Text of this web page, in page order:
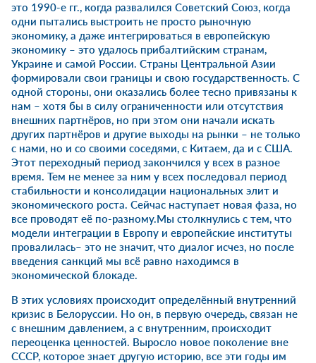
это 1990-е гг., когда развалился Советский Союз, когда
одни пытались выстроить не просто рыночную
экономику, а даже интегрироваться в европейскую
экономику – это удалось прибалтийским странам,
Украине и самой России. Страны Центральной Азии
формировали свои границы и свою государственность. С
одной стороны, они оказались более тесно привязаны к
нам – хотя бы в силу ограниченности или отсутствия
внешних партнёров, но при этом они начали искать
других партнёров и другие выходы на рынки – не только
с нами, но и со своими соседями, с Китаем, да и с США.
Этот переходный период закончился у всех в разное
время. Тем не менее за ним у всех последовал период
стабильности и консолидации национальных элит и
экономического роста. Сейчас наступает новая фаза, но
все проводят её по-разному.Мы столкнулись с тем, что
модели интеграции в Европу и европейские институты
провалилась– это не значит, что диалог исчез, но после
введения санкций мы всё равно находимся в
экономической блокаде.
В этих условиях происходит определённый внутренний
кризис в Белоруссии. Но он, в первую очередь, связан не
с внешним давлением, а с внутренним, происходит
переоценка ценностей. Выросло новое поколение вне
СССР, которое знает другую историю, все эти годы им